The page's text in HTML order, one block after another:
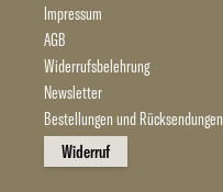
Impressum
AGB
Widerrufsbelehrung
Newsletter
Bestellungen und Rücksendungen
Widerruf